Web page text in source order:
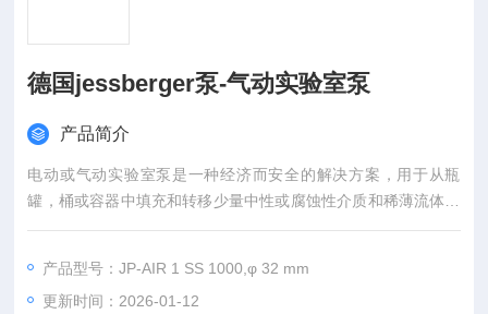
德国jessberger泵-气动实验室泵
产品简介
电动或气动实验室泵是一种经济而安全的解决方案，用于从瓶
罐，桶或容器中填充和转移少量中性或腐蚀性介质和稀薄流体食
品。实验室泵由轻便，*且功能*的电动马达或气动马达以及适合
产品型号：JP-AIR 1 SS 1000,φ 32 mm
更新时间：2026-01-12